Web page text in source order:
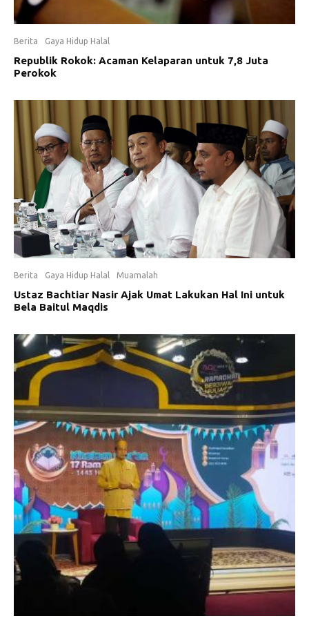
Berita Gaya Hidup Halal
Republik Rokok: Acaman Kelaparan untuk 7,8 Juta
Perokok
Berita Gaya Hidup Halal Muamalah
Ustaz Bachtiar Nasir Ajak Umat Lakukan Hal Ini untuk
Bela Baitul Maqdis